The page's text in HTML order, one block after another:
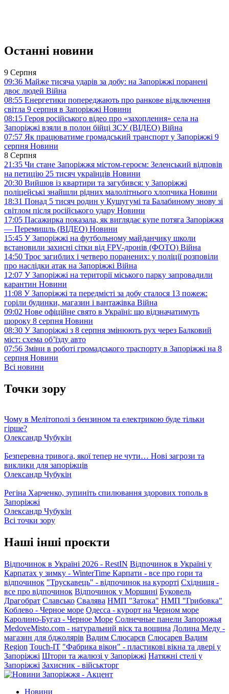
Останні новини
9 Серпня
09:36 Майже тисяча ударів за добу: на Запоріжжі поранені
двоє людей Війна
08:55 Енергетики попереджають про ранкове відключення
світла 9 серпня в Запоріжжі Новини
08:15 Героя російського відео про «захоплення» села на
Запоріжжі взяли в полон бійці ЗСУ (ВІДЕО) Війна
07:57 Як працюватиме громадський транспорт у Запоріжжі 9
серпня Новини
8 Серпня
21:35 Чи стане Запоріжжя містом-героєм: Зеленський відповів
на петицію 25 тисяч українців Новини
20:30 Вийшов із квартири та загубився: у Запоріжжі
поліцейські знайшли рідних малолітнього хлопчика Новини
18:31 Понад 5 тисяч родин у Кушугумі та Балабиному знову зі
світлом після російського удару Новини
17:05 Пасажирка показала, як виглядає купе потяга Запоріжжя
— Перемишль (ВІДЕО) Новини
15:45 У Запоріжжі на футбольному майданчику школи
встановили захисні сітки від FPV-дронів (ФОТО) Війна
14:50 Троє загиблих і четверо поранених: у поліції розповіли
про наслідки атак на Запоріжжі Війна
12:07 У Запоріжжі на території міського парку запровадили
карантин Новини
11:08 У Запоріжжі та передмісті за добу сталося 13 пожеж:
горіли будинки, магазин і вантажівка Війна
09:02 Нове офіційне свято в Україні: що відзначатимуть
щороку 8 серпня Новини
08:30 У Запоріжжі з 8 серпня змінюють рух через Балковий
міст: схема об’їзду авто
07:56 Зміни в роботі громадського траспорту в Запоріжжі на 8
серпня Новини
Всі новини
Точки зору
Чому в Мелітополі з бензином та електрикою буде тільки
гірше?
Олександр Чубукін
Безперевна тривога, якої тепер не чути… Нові загрози та
виклики для запоріжців
Олександр Чубукін
Регіна Харченко, зупиніть спилювання здорових тополь в
Запоріжжі
Олександр Чубукін
Всі точки зору
Наші інші проєкти
Відпочинок в Україні 2026 - RestIN Відпочинок в Україні у
Карпатах у зимку - WinterTime Карпати - все про гори та
відпочинок "Трускавець" - відпочинок на курорті Східниця -
все про відпочинок Відпочинок у Моршині Буковель
Драгобрат Славсько Свалява НМП "Затока" НМП "Грибовка"
Коблево - Черное море Одесса - курорт на Черном море
Каролино-Бугаз - Черное Море Солнечные панели Запорожья
MedoveMisto.com - натуральний віск та вощина Долина Меду -
магазин для бджолярів Вадим Слюсарєв Слюсарев Вадим
Region Touch-IT "Фабрика вікон" - пластикові вікна та двері у
Запоріжжі Штори та жалюзі у Запоріжжі Натяжні стелі у
Запоріжжі Захисник - військторг
Новини